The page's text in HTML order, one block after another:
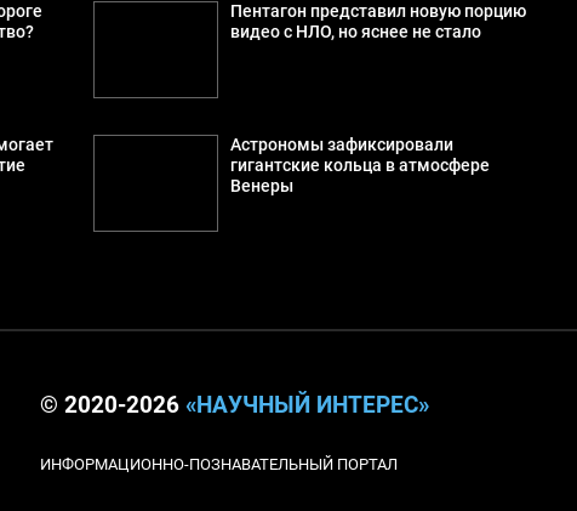
Пентагон представил новую порцию
видео с НЛО, но яснее не стало
Астрономы зафиксировали
гигантские кольца в атмосфере
Венеры
© 2020-2026 «НАУЧНЫЙ ИНТЕРЕС»
ИНФОРМАЦИОННО-ПОЗНАВАТЕЛЬНЫЙ ПОРТАЛ